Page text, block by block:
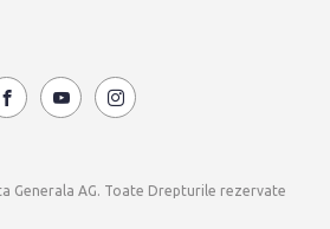
Generala AG. Toate Drepturile rezervate